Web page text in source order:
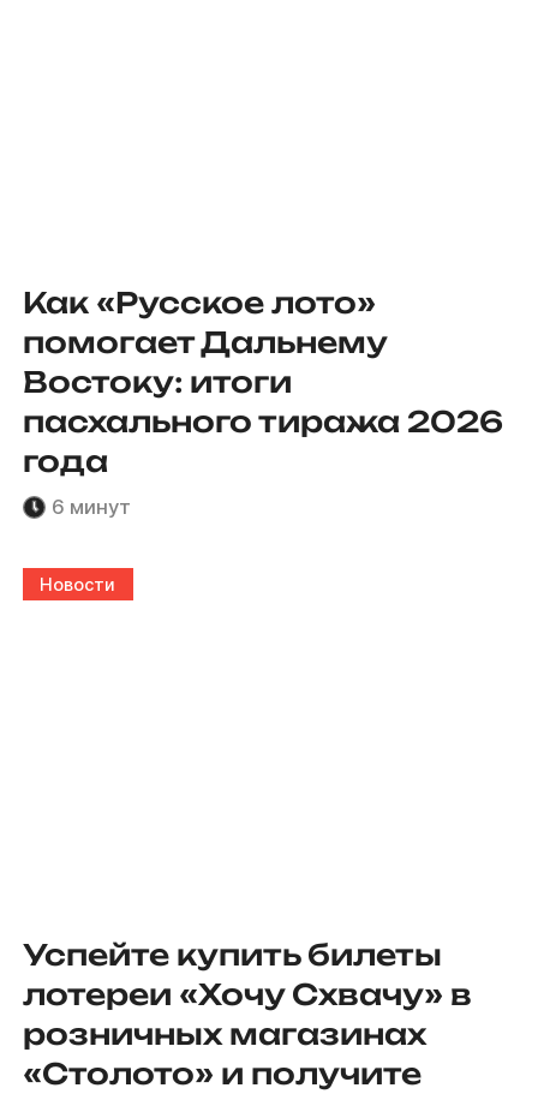
Как «Русское лото»
помогает Дальнему
Востоку: итоги
пасхального тиража 2026
года
6 минут
Новости
Успейте купить билеты
лотереи «Хочу Схвачу» в
розничных магазинах
«Столото» и получите